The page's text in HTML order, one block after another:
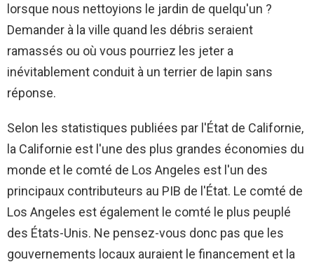
lorsque nous nettoyions le jardin de quelqu'un ?
Demander à la ville quand les débris seraient
ramassés ou où vous pourriez les jeter a
inévitablement conduit à un terrier de lapin sans
réponse.
Selon les statistiques publiées par l'État de Californie,
la Californie est l'une des plus grandes économies du
monde et le comté de Los Angeles est l'un des
principaux contributeurs au PIB de l'État. Le comté de
Los Angeles est également le comté le plus peuplé
des États-Unis. Ne pensez-vous donc pas que les
gouvernements locaux auraient le financement et la